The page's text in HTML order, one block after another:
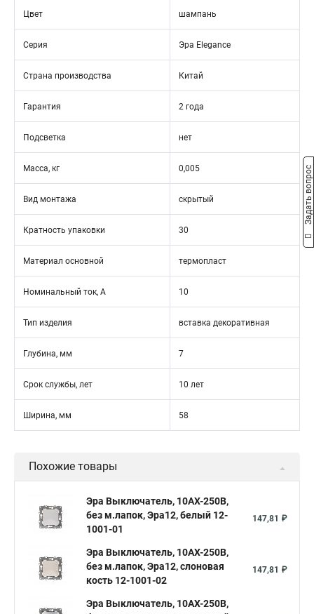
Цвет шампань
Серия Эра Elegance
Страна производства Китай
Гарантия 2 года
Подсветка нет
Масса, кг 0,005
Вид монтажа скрытый
Кратность упаковки 30
Материал основной термопласт
Номинальный ток, А 10
Тип изделия вставка декоративная
Глубина, мм 7
Срок службы, лет 10 лет
Ширина, мм 58
Похожие товары
Эра Выключатель, 10АХ-250В,
без м.лапок, Эра12, белый 12-
1001-01
147,81 ₽
Эра Выключатель, 10АХ-250В,
без м.лапок, Эра12, слоновая
кость 12-1001-02
147,81 ₽
Эра Выключатель, 10АХ-250В,
Задать вопрос